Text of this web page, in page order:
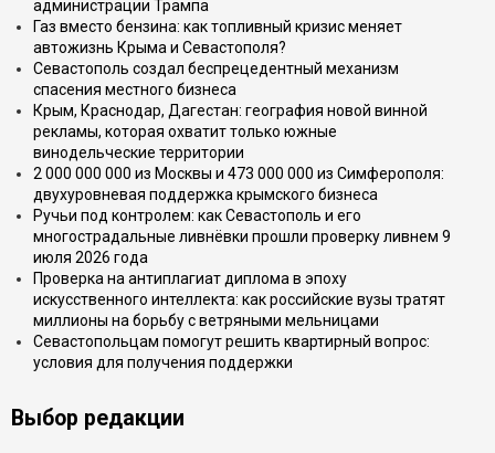
администрации Трампа
Газ вместо бензина: как топливный кризис меняет
автожизнь Крыма и Севастополя?
Севастополь создал беспрецедентный механизм
спасения местного бизнеса
Крым, Краснодар, Дагестан: география новой винной
рекламы, которая охватит только южные
винодельческие территории
2 000 000 000 из Москвы и 473 000 000 из Симферополя:
двухуровневая поддержка крымского бизнеса
Ручьи под контролем: как Севастополь и его
многострадальные ливнёвки прошли проверку ливнем 9
июля 2026 года
Проверка на антиплагиат диплома в эпоху
искусственного интеллекта: как российские вузы тратят
миллионы на борьбу с ветряными мельницами
Севастопольцам помогут решить квартирный вопрос:
условия для получения поддержки
Выбор редакции